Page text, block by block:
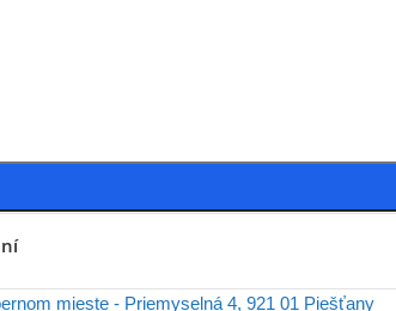
mieste - Priemyselná 4, 921 01 Piešťany